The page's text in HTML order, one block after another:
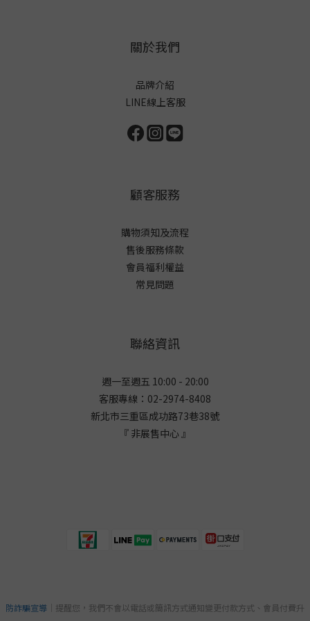
關於我們
品牌介紹
LINE線上客服
顧客服務
購物須知及流程
售後服務條款
會員福利權益
常見問題
聯絡資訊
週一至週五 10:00 - 20:00
客服專線：02-2974-8408
新北市三重區成功路73巷38號
『 非展售中心 』
防詐騙宣導 ｜提醒您，我們不會以電話或簡訊方式通知變更付款方式、會員付費升